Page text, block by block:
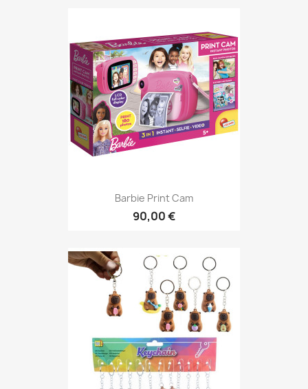
Barbie Print Cam
90,00 €